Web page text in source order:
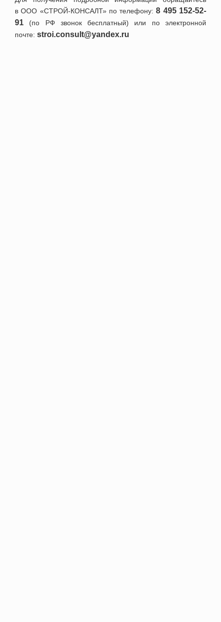
вООО «СТРОЙ-КОНСАЛТ» по телефону:8 495 152-52-
91 (по РФ звонок бесплатный) или по электронной
почте: stroi.consult@yandex.ru